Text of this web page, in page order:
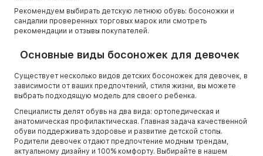
Рекомендуем выбирать детскую летнюю обувь: босоножки и
сандалии проверенных торговых марок или смотреть
рекомендации и отзывы покупателей.
Основные виды босоножек для девочек
Существует несколько видов детских босоножек для девочек, в
зависимости от ваших предпочтений, стиля жизни, вы можете
выбрать подходящую модель для своего ребенка.
Специалисты делят обувь на два вида: ортопедическая и
анатомическая профилактическая. Главная задача качественной
обуви поддерживать здоровье и развитие детской стопы.
Родители девочек отдают предпочтение модным трендам,
актуальному дизайну и 100% комфорту. Выбирайте в нашем